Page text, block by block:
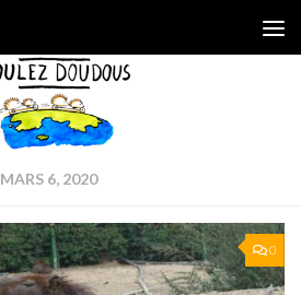
MARS 6, 2020
0